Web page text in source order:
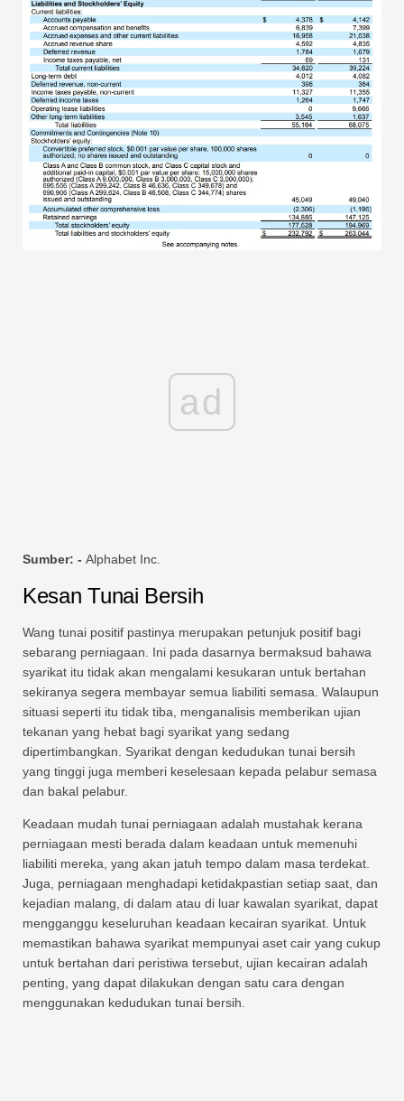
ad
Sumber: - Alphabet Inc.
Kesan Tunai Bersih
Wang tunai positif pastinya merupakan petunjuk positif bagi
sebarang perniagaan. Ini pada dasarnya bermaksud bahawa
syarikat itu tidak akan mengalami kesukaran untuk bertahan
sekiranya segera membayar semua liabiliti semasa. Walaupun
situasi seperti itu tidak tiba, menganalisis memberikan ujian
tekanan yang hebat bagi syarikat yang sedang
dipertimbangkan. Syarikat dengan kedudukan tunai bersih
yang tinggi juga memberi keselesaan kepada pelabur semasa
dan bakal pelabur.
Keadaan mudah tunai perniagaan adalah mustahak kerana
perniagaan mesti berada dalam keadaan untuk memenuhi
liabiliti mereka, yang akan jatuh tempo dalam masa terdekat.
Juga, perniagaan menghadapi ketidakpastian setiap saat, dan
kejadian malang, di dalam atau di luar kawalan syarikat, dapat
mengganggu keseluruhan keadaan kecairan syarikat. Untuk
memastikan bahawa syarikat mempunyai aset cair yang cukup
untuk bertahan dari peristiwa tersebut, ujian kecairan adalah
penting, yang dapat dilakukan dengan satu cara dengan
menggunakan kedudukan tunai bersih.